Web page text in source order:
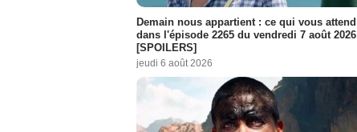
Demain nous appartient : ce qui vous attend
dans l'épisode 2265 du vendredi 7 août 2026
[SPOILERS]
jeudi 6 août 2026